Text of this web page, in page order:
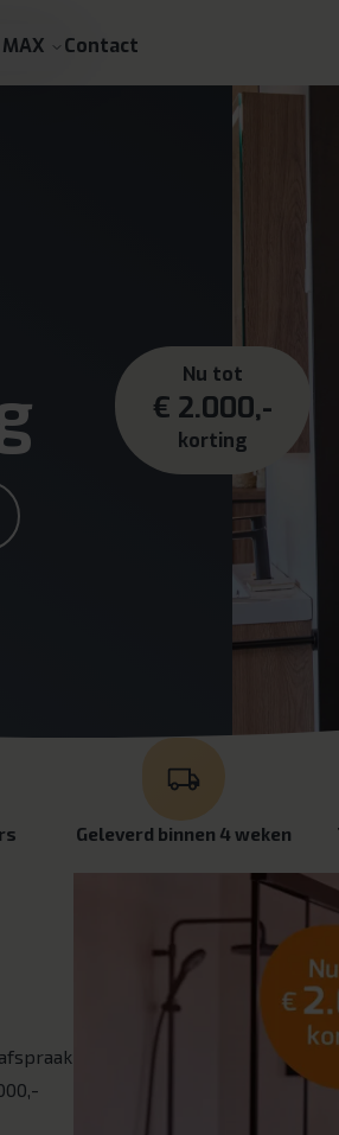
Contact
Nu tot
€ 2.000,-
korting
Geleverd binnen 4 weken